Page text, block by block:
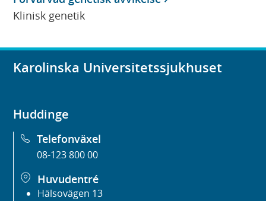
Klinisk genetik
Karolinska Universitetssjukhuset
Huddinge
Telefonväxel
08-123 800 00
Huvudentré
Hälsovägen 13